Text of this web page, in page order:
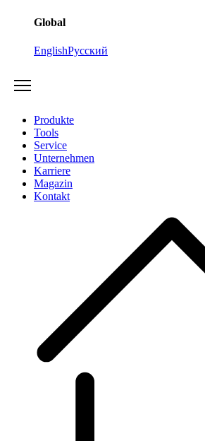
Global
EnglishРусский
Produkte
Tools
Service
Unternehmen
Karriere
Magazin
Kontakt